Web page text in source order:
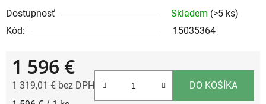
Dostupnosť Skladem (>5 ks)
Kód:
15035364
1 596 €
1 319,01 € bez DPH
DO KOŠÍKA